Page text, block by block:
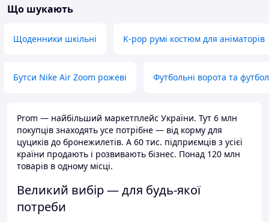
Що шукають
Щоденники шкільні K-pop румі костюм для аніматорів
Бутси Nike Air Zoom рожеві Футбольні ворота та
Prom — найбільший маркетплейс України. Тут 6 млн
покупців знаходять усе потрібне — від корму для
цуциків до бронежилетів. А 60 тис. підприємців з усієї
країни продають і розвивають бізнес. Понад 120 млн
товарів в одному місці.
Великий вибір — для будь-якої
потреби